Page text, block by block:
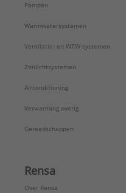
Pompen
Warmwatersystemen
Ventilatie- en WTW-systemen
Zonlichtsystemen
Airconditioning
Verwarming overig
Gereedschappen
Rensa
Over Rensa